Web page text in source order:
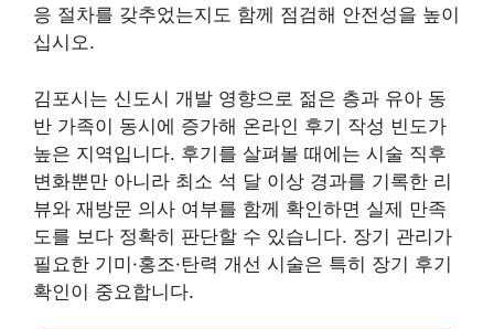
응 절차를 갖추었는지도 함께 점검해 안전성을 높이
십시오.
김포시는 신도시 개발 영향으로 젊은 층과 유아 동
반 가족이 동시에 증가해 온라인 후기 작성 빈도가
높은 지역입니다. 후기를 살펴볼 때에는 시술 직후
변화뿐만 아니라 최소 석 달 이상 경과를 기록한 리
뷰와 재방문 의사 여부를 함께 확인하면 실제 만족
도를 보다 정확히 판단할 수 있습니다. 장기 관리가
필요한 기미·홍조·탄력 개선 시술은 특히 장기 후기
확인이 중요합니다.